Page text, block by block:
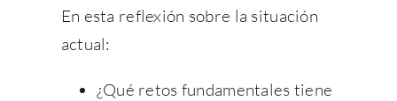
En esta reflexión sobre la situación
actual:
¿Qué retos fundamentales tiene